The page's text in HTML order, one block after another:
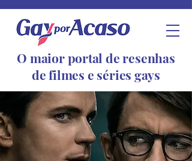
O maior portal de resenhas
de filmes e séries gays